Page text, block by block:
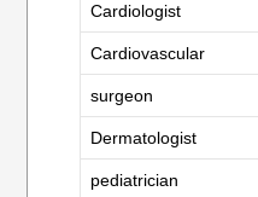
Cardiologist
Cardiovascular
surgeon
Dermatologist
pediatrician